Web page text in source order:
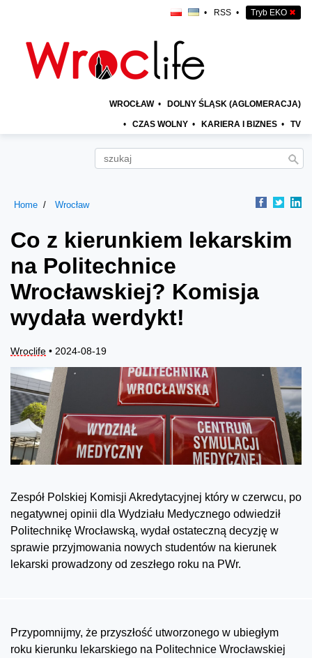
• RSS • Tryb EKO ✖
WROCŁAW • DOLNY ŚLĄSK (AGLOMERACJA)
• CZAS WOLNY • KARIERA I BIZNES • TV
Home Wrocław
Co z kierunkiem lekarskim
na Politechnice
Wrocławskiej? Komisja
wydała werdykt!
Wroclife • 2024-08-19
Zespół Polskiej Komisji Akredytacyjnej który w czerwcu, po
negatywnej opinii dla Wydziału Medycznego odwiedził
Politechnikę Wrocławską, wydał ostateczną decyzję w
sprawie przyjmowania nowych studentów na kierunek
lekarski prowadzony od zeszłego roku na PWr.
Przypomnijmy, że przyszłość utworzonego w ubiegłym
roku kierunku lekarskiego na Politechnice Wrocławskiej